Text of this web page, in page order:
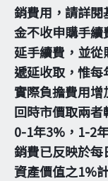
銷費用，請詳
金不收申購手
延手續費，並
遞延收取，惟
實際負擔費用
回時市價取兩者
0-1年3%，1-2
銷費已反映於
資產價值之1%